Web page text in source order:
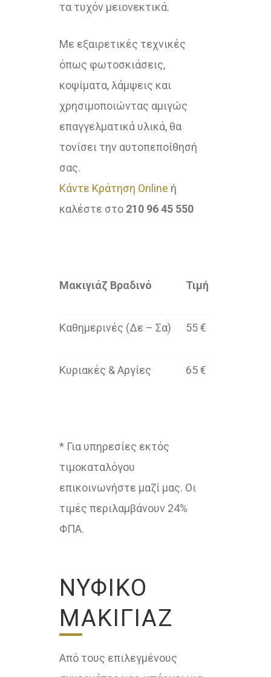
τα τυχόν μειονεκτικά.
Με εξαιρετικές τεχνικές
όπως φωτοσκιάσεις,
κοψίματα, λάμψεις και
χρησιμοποιώντας αμιγώς
επαγγελματικά υλικά, θα
τονίσει την αυτοπεποίθησή
σας.
Κάντε Κράτηση Online ή
καλέστε στο 210 96 45 550
Μακιγιάζ Βραδινό Τιμή
Καθημερινές (Δε – Σα) 55 €
Κυριακές & Αργίες 65 €
* Για υπηρεσίες εκτός
τιμοκαταλόγου
επικοινωνήστε μαζί μας. Οι
τιμές περιλαμβάνουν 24%
ΦΠΑ.
ΝΥΦΙΚΌ
ΜΑΚΙΓΙΆΖ
Από τους επιλεγμένους